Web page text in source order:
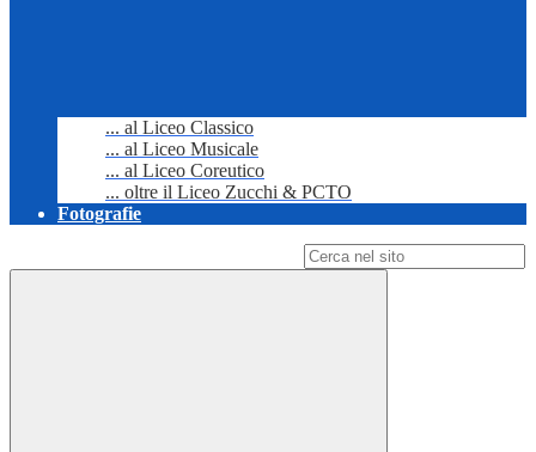
... al Liceo Classico
... al Liceo Musicale
... al Liceo Coreutico
... oltre il Liceo Zucchi & PCTO
Fotografie